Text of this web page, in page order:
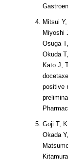
Mitsui
Miyoshi
Osuga
Okuda
Kato J,
positive
Goji T,
Okada